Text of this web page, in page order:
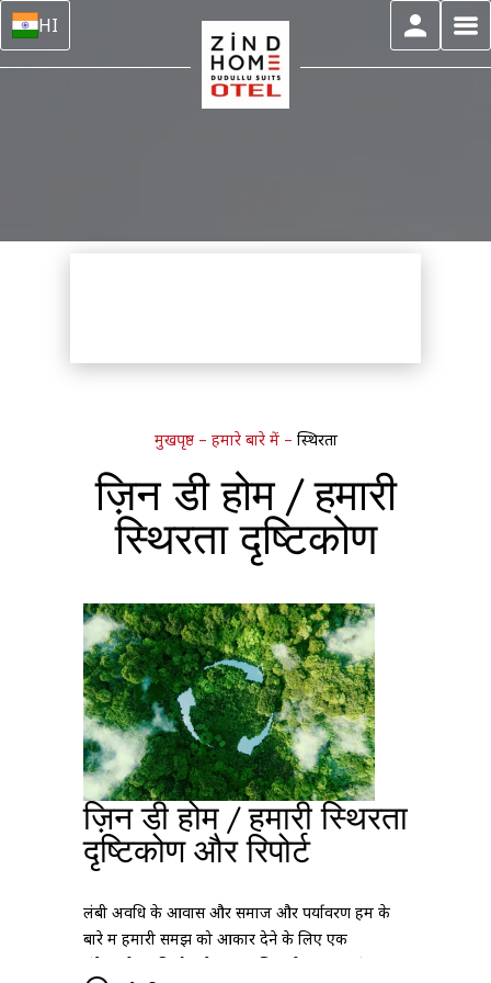
HI
मुखपृष्ठ – हमारे बारे में – स्थिरता
ज़िन डी होम / हमारी
स्थिरता दृष्टिकोण
ज़िन डी होम / हमारी स्थिरता
दृष्टिकोण और रिपोर्ट
लंबी अवधि के आवास और समाज और पर्यावरण हम के
बारे में हमारी समझ को आकार देने के लिए एक
संवेदनशील दृष्टिकोण के रूप में ज़िन डी घर । इस्तांबुल में